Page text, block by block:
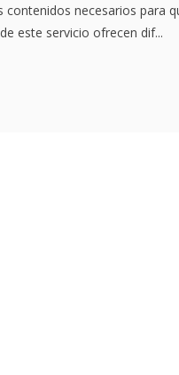
necesarios para
este servicio ofrecen dif...